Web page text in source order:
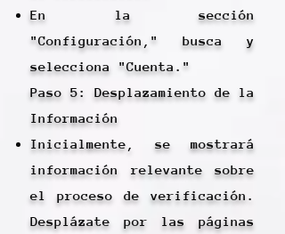
En la sección
"Configuración," busca y
selecciona "Cuenta."
Paso 5: Desplazamiento de la
Información
Inicialmente, se mostrará
información relevante sobre
el proceso de verificación.
Desplázate por las páginas